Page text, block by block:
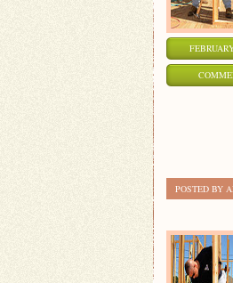
POSTED BY